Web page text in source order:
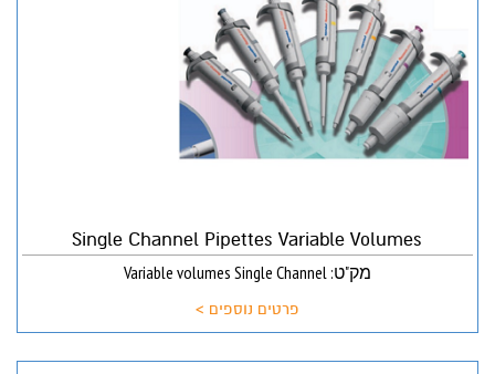
Single Channel Pipettes Variable Volumes
מק"ט: Variable volumes Single Channel
פרטים נוספים >